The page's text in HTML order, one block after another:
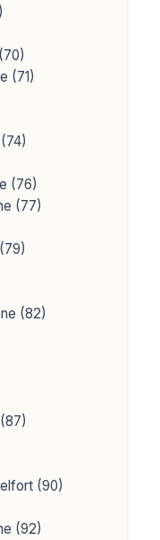
(71)
(76)
(77)
(82)
(90)
(92)